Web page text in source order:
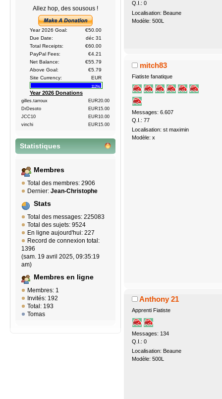
Allez hop, des sousous !
Year 2026 Goal:
€50.00
Due Date:
déc 31
Total Receipts:
€60.00
PayPal Fees:
€4.21
Net Balance:
€55.79
Above Goal:
€5.79
Site Currency:
EUR
112%
Year 2026 Donations
gilles.tarroux
EUR20.00
DrDesoto
EUR15.00
JCC10
EUR10.00
vinchi
EUR15.00
Statistiques
Membres
Total des membres: 2906
Dernier: Jean-Christophe
Stats
Total des messages: 225083
Total des sujets: 9524
En ligne aujourd'hui: 227
Record de connexion total:
1396
(sam. 19 avril 2025, 09:35:19
am)
Membres en ligne
Membres: 1
Invités: 192
Total: 193
Tomas
Q.I.: 0
Localisation: Beaune
Modèle: 500L
mitch83
Fiatiste fanatique
Messages: 6.607
Q.I.: 77
Localisation: st maximin
Modèle: x
Anthony 21
Apprenti Fiatiste
Messages: 134
Q.I.: 0
Localisation: Beaune
Modèle: 500L